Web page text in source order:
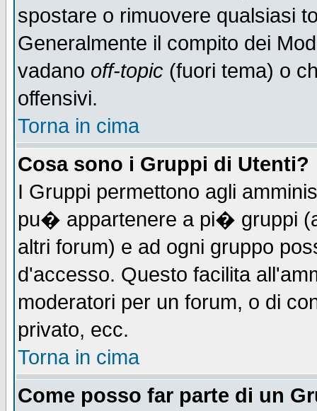
spostare o rimuovere qualsiasi
Generalmente il compito dei
vadano off-topic (fuori tema) o
offensivi.
Torna in cima
Cosa sono i Gruppi di Utenti?
I Gruppi permettono agli
pu� appartenere a pi� gruppi
altri forum) e ad ogni gruppo
d'accesso. Questo facilita
moderatori per un forum, o di
privato, ecc.
Torna in cima
Come posso far parte di un